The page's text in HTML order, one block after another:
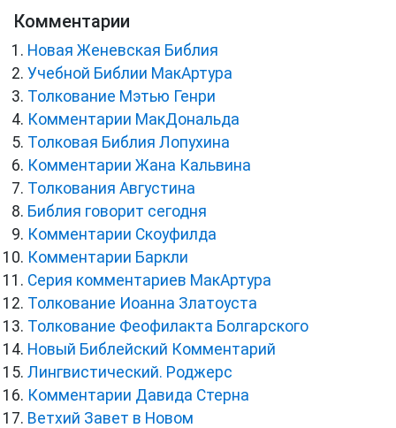
Комментарии
Новая Женевская Библия
Учебной Библии МакАртура
Толкование Мэтью Генри
Комментарии МакДональда
Толковая Библия Лопухина
Комментарии Жана Кальвина
Толкования Августина
Библия говорит сегодня
Комментарии Скоуфилда
Комментарии Баркли
Серия комментариев МакАртура
Толкование Иоанна Златоуста
Толкование Феофилакта Болгарского
Новый Библейский Комментарий
Лингвистический. Роджерс
Комментарии Давида Стерна
Ветхий Завет в Новом